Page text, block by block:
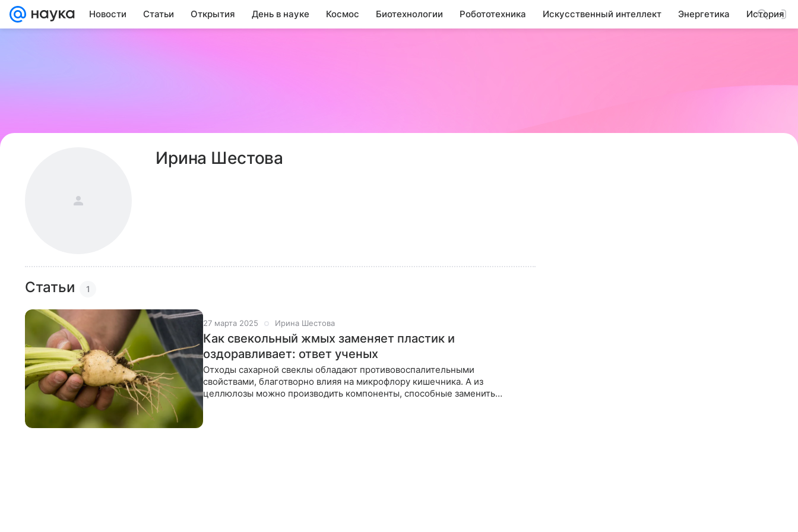
Новости Статьи Открытия День в науке Космос Биотехнологии Робототехника Искусственный интеллект Энергетика История
Ирина Шестова
Статьи 1
27 марта 2025 Ирина Шестова
Как свекольный жмых заменяет пластик и
оздоравливает: ответ ученых
Отходы сахарной свеклы обладают противовоспалительными
свойствами, благотворно влияя на микрофлору кишечника. А из
целлюлозы можно производить компоненты, способные заменить